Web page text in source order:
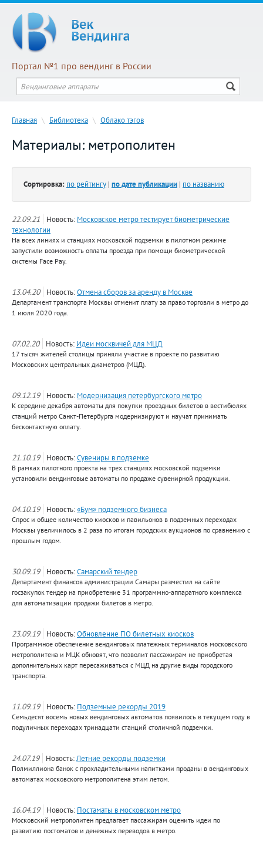
Портал №1 про вендинг в России
Главная \ Библиотека \ Облако тэгов
Материалы: метрополитен
Сортировка: по рейтингу | по дате публикации | по названию
22.09.21 Новость: Московское метро тестирует биометрические
технологии
На всех линиях и станциях московской подземки в пилотном режиме
запустили возможность оплаты проезда при помощи биометрической
системы Face Pay.
13.04.20 Новость:Отмена сборов за аренду в Москве
Департамент транспорта Москвы отменит плату за право торговли в метро до
1 июля 2020 года.
07.02.20 Новость: Идеи москвичей для МЦД
17 тысяч жителей столицы приняли участие в проекте по развитию
Московских центральных диаметров (МЦД).
09.12.19 Новость: Модернизация петербургского метро
К середине декабря автоматы для покупки проездных билетов в вестибюлях
станций метро Санкт-Петербурга модернизируют и научат принимать
бесконтактную оплату.
21.10.19 Новость:Сувениры в подземке
В рамках пилотного проекта на трех станциях московской подземки
установили вендинговые автоматы по продаже сувенирной продукции.
04.10.19 Новость:«Бум» подземного бизнеса
Спрос и общее количество киосков и павильонов в подземных переходах
Москвы увеличилось в 2 раза по итогам городских аукционов по сравнению с
прошлым годом.
30.09.19 Новость:Самарский тендер
Департамент финансов администрации Самары разместил на сайте
госзакупок тендер на приобретение 31 программно-аппаратного комплекса
для автоматизации продажи билетов в метро.
23.09.19 Новость:Обновление ПО билетных киосков
Программное обеспечение вендинговых платежных терминалов московского
метрополитена и МЦК обновят, что позволит пассажирам не приобретая
дополнительных карт пересаживаться с МЦД на другие виды городского
транспорта.
11.09.19 Новость: Подземные рекорды 2019
Семьдесят восемь новых вендинговых автоматов появилось в текущем году в
подуличных переходах тринадцати станций столичной подземки.
24.07.19 Новость:Летние рекорды подземки
Полмиллиона банок с прохладительными напитками проданы в вендинговых
автоматах московского метрополитена этим летом.
16.04.19 Новость: Постаматы в московском метро
Московский метрополитен предлагает пассажирам оценить идеи по
развитию постоматов и денежных переводов в метро.